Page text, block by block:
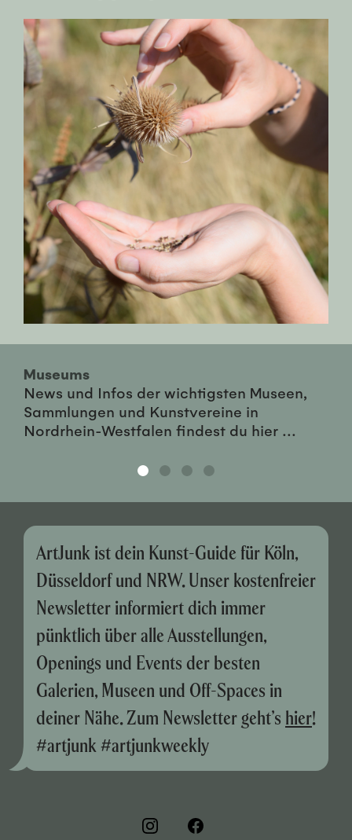
Museums
News und Infos der wichtigsten Museen,
Sammlungen und Kunstvereine in
Nordrhein-Westfalen findest du hier ...
ArtJunk ist dein Kunst-Guide für Köln,
Düsseldorf und NRW. Unser kostenfreier
Newsletter informiert dich immer
pünktlich über alle Ausstellungen,
Openings und Events der besten
Galerien, Museen und Off-Spaces in
deiner Nähe. Zum Newsletter geht’s hier!
#artjunk #artjunkweekly